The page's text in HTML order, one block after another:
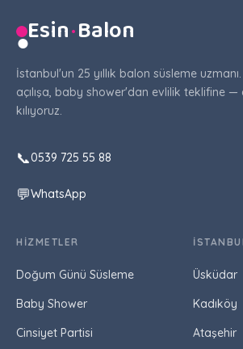
●Esin·Balon
İstanbul'un 25 yıllık balon süsleme
açılışa, baby shower'dan evlilik teklifine —
kılıyoruz.
📞0539 725 55 88
💬WhatsApp
HIZMETLER
Doğum Günü Süsleme
Baby Shower
Cinsiyet Partisi
Üsküdar
Kadıköy
Ataşehir